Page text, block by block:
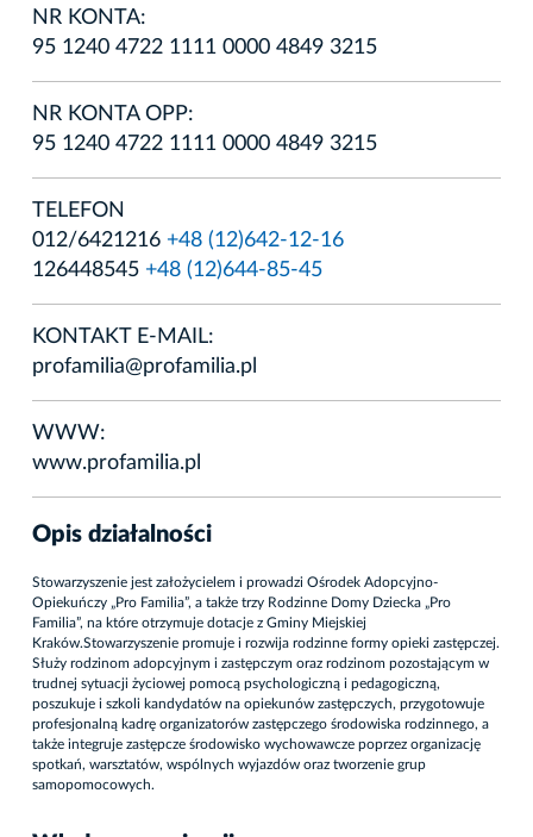
NR KONTA:
95 1240 4722 1111 0000 4849 3215
NR KONTA OPP:
95 1240 4722 1111 0000 4849 3215
TELEFON
012/6421216 +48 (12)642-12-16
126448545 +48 (12)644-85-45
KONTAKT E-MAIL:
profamilia@profamilia.pl
WWW:
www.profamilia.pl
Opis działalności
Stowarzyszenie jest założycielem i prowadzi Ośrodek Adopcyjno-
Opiekuńczy „Pro Familia”, a także trzy Rodzinne Domy Dziecka „Pro
Familia”, na które otrzymuje dotacje z Gminy Miejskiej
Kraków.Stowarzyszenie promuje i rozwija rodzinne formy opieki zastępczej.
Służy rodzinom adopcyjnym i zastępczym oraz rodzinom pozostającym w
trudnej sytuacji życiowej pomocą psychologiczną i pedagogiczną,
poszukuje i szkoli kandydatów na opiekunów zastępczych, przygotowuje
profesjonalną kadrę organizatorów zastępczego środowiska rodzinnego, a
także integruje zastępcze środowisko wychowawcze poprzez organizację
spotkań, warsztatów, wspólnych wyjazdów oraz tworzenie grup
samopomocowych.